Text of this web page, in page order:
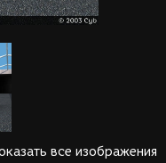
все изображения